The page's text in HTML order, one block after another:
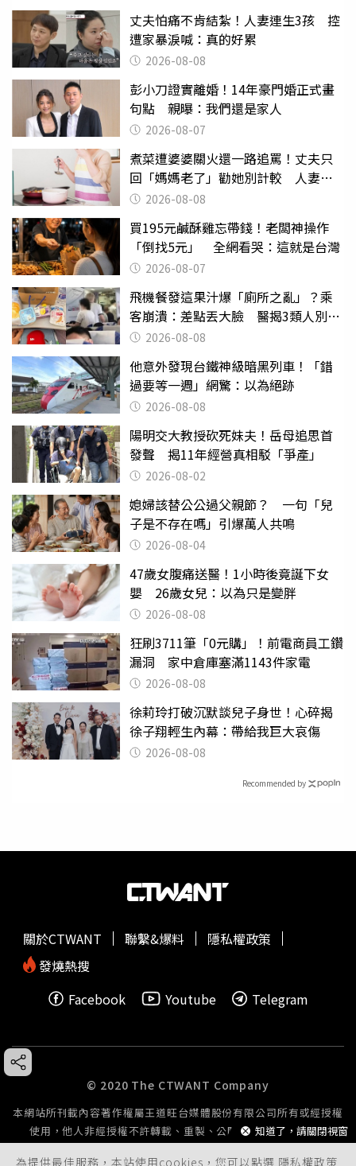
丈夫怕痛不肯結紮！人妻連生3孩 控
遭家暴淚喊：真的好累
2026-08-08
彭小刀證實離婚！14年豪門婚正式畫
句點 親曝：我們還是家人
2026-08-07
煮菜遭婆婆關火還一路追罵！丈夫只
回「媽媽老了」勸她別計較 人妻超
崩潰：我像台傭
2026-08-08
買195元鹹酥雞忘帶錢！老闆神操作
「倒找5元」 全網看哭：這就是台灣
2026-08-07
飛機餐發這果汁爆「廁所之亂」？乘
客崩潰：差點丟大臉 醫揭3類人別亂
喝 2026-08-08
他意外發現台鐵神級暗黑列車！「錯
過要等一週」網驚：以為絕跡
2026-08-08
陽明交大教授砍死妹夫！岳母追思首
發聲 揭11年經營真相駁「爭產」
2026-08-02
媳婦該替公公過父親節？ 一句「兒
子是不存在嗎」引爆萬人共鳴
2026-08-04
47歲女腹痛送醫！1小時後竟誕下女
嬰 26歲女兒：以為只是變胖
2026-08-08
狂刷3711筆「0元購」！前電商員工鑽
漏洞 家中倉庫塞滿1143件家電
2026-08-08
徐莉玲打破沉默談兒子身世！心碎揭
徐子翔輕生內幕：帶給我巨大哀傷
2026-08-08
Recommended by
為提供最佳服務，本站使用cookies，您可以點選 隱私權政策
知道了，請關閉視窗
關於CTWANT 聯繫&爆料
隱私權政策
發燒熱搜
Facebook
Youtube Telegram
© 2020 The CTWANT Company
本網站所刊載內容著作權屬王道旺台媒體股份有限公司所有或經授權
使用，他人非經授權不許轉載、重製、公開播送或公開傳輸。